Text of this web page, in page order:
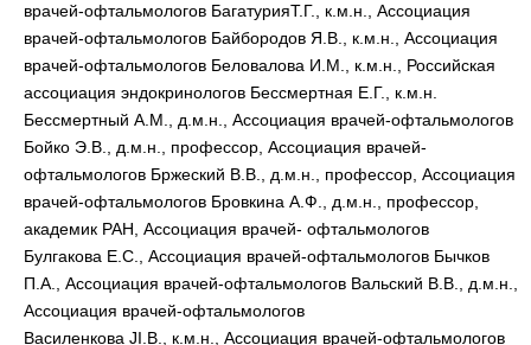
врачей-офтальмологов БагатурияТ.Г., к.м.н., Ассоциация
врачей-офтальмологов Байбородов Я.В., к.м.н., Ассоциация
врачей-офтальмологов Беловалова И.М., к.м.н., Российская
ассоциация эндокринологов Бессмертная Е.Г., к.м.н.
Бессмертный А.М., д.м.н., Ассоциация врачей-офтальмологов
Бойко Э.В., д.м.н., профессор, Ассоциация врачей-
офтальмологов Бржеский В.В., д.м.н., профессор, Ассоциация
врачей-офтальмологов Бровкина А.Ф., д.м.н., профессор,
академик РАН, Ассоциация врачей- офтальмологов
Булгакова Е.С., Ассоциация врачей-офтальмологов Бычков
П.А., Ассоциация врачей-офтальмологов Вальский В.В., д.м.н.,
Ассоциация врачей-офтальмологов
Василенкова JI.B., к.м.н., Ассоциация врачей-офтальмологов